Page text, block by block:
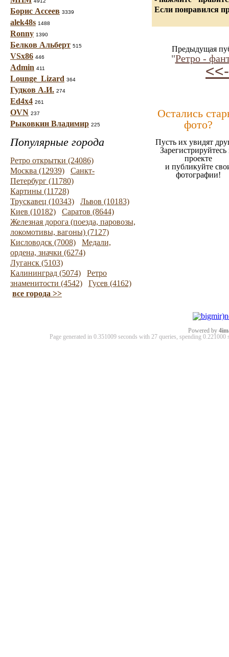
Борис Ассеев 3339
alek48s 1488
Ronny 1390
Белков Альберт 515
VSx86 446
Admin 411
Lounge_Lizard 364
Гудков А.И. 274
Ed4x4 261
OVN 237
Рыковкин Владимир 225
Популярные города
Ретро открытки (24086)
Москва (12939)
Санкт-
Петербург (11780)
Картины (11728)
Трускавец (10343)
Львов (10183)
Киев (10182)
Саратов (8644)
Железная дорога (поезда, паровозы,
локомотивы, вагоны) (7127)
Кисловодск (7008)
Медали,
ордена, значки (6274)
Луганск (5103)
Калининград (5074)
Ретро
знаменитости (4542)
Гусев (4162)
все города >>
Если понравился
Предыдущая
"Ретро -
<<-
Остались
фото?
Пусть их увидят
Зарегистрируйтесь
проекте
и публикуйте
фотографии!
Powered by
Page generated in 0.351009 seconds with 27 queries, spending